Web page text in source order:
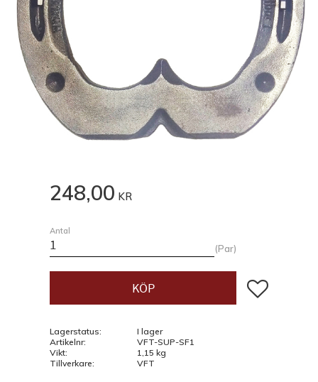
248,00 KR
Antal
Par
KÖP Lägg till i
Lagerstatus
I lager
Artikelnr
VFT-SUP-SF1
Vikt
1,15 kg
Tillverkare
VFT